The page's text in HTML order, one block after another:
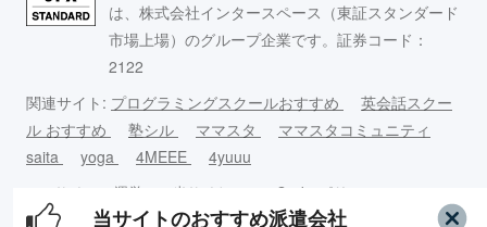
当サイトのおすすめ派遣会社
スタッフサービス
求人数16万件以上の派遣会社！
リクルートスタッフィング
派遣満足度14部門でNo.1
このサイ
トについ
運営
者情
当サイトの
引用につい
Cookieポリ
シーについ
制作ポリシ
は、株式会社インタースペース（東証スタンダード
市場上場）のグループ企業です。証券コード：
2122
関連サイト: プログラミングスクールおすすめ
英会話スクー
ル おすすめ
塾シル ママスタ
ママスタコミュニティ
saita
yoga 4MEEE 4yuuu